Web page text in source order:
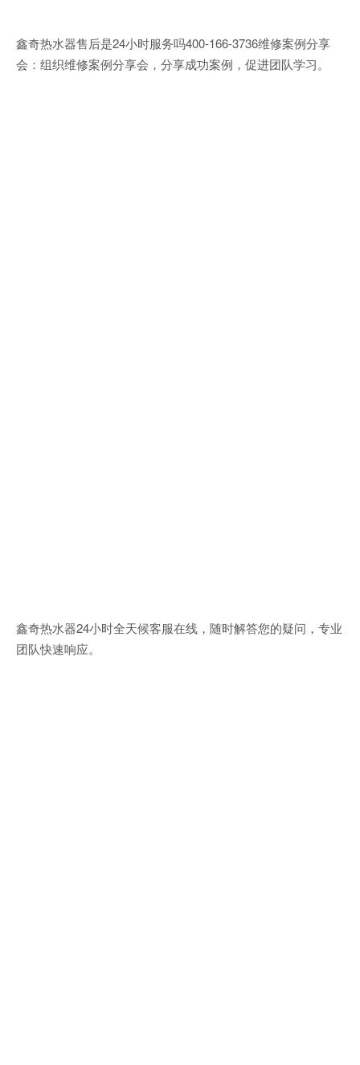
鑫奇热水器售后是24小时服务吗400-166-3736维修案例分享
会：组织维修案例分享会，分享成功案例，促进团队学习。
鑫奇热水器24小时全天候客服在线，随时解答您的疑问，专业
团队快速响应。